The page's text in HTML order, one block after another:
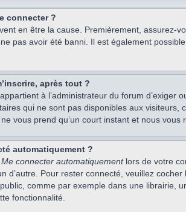
connecter ?
en être la cause. Premièrement, assurez-
pas avoir été banni. Il est également
après tout ?
à l’administrateur du forum
qui ne sont pas disponibles aux visiteurs,
vous prend qu’un court instant et nous
automatiquement ?
Me connecter automatiquementlors de votre
d’autre. Pour rester connecté, veuillez
comme par exemple dans une librairie,
fonctionnalité.